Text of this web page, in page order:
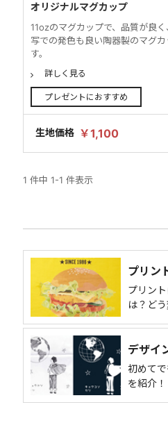
オリジナルマグカップ
11ozのマグカップで、品質が良
写での発色も良い陶器製のマグカ
す。
詳しく見る
プレゼントにおすすめ
生地価格 ￥1,100
1 件中 1-1 件表示
プリン
プリン
は？ど
デザイ
初めて
を紹介！